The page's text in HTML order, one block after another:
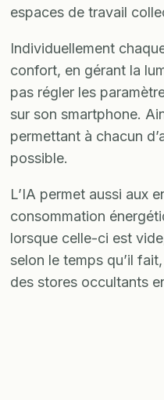
espaces de travail
Individuellement
confort, en gérant la
pas régler les
sur son smartphone.
permettant à chacun
possible.
L’IA permet aussi aux
consommation
lorsque celle-ci est
selon le temps qu’il
des stores occultants